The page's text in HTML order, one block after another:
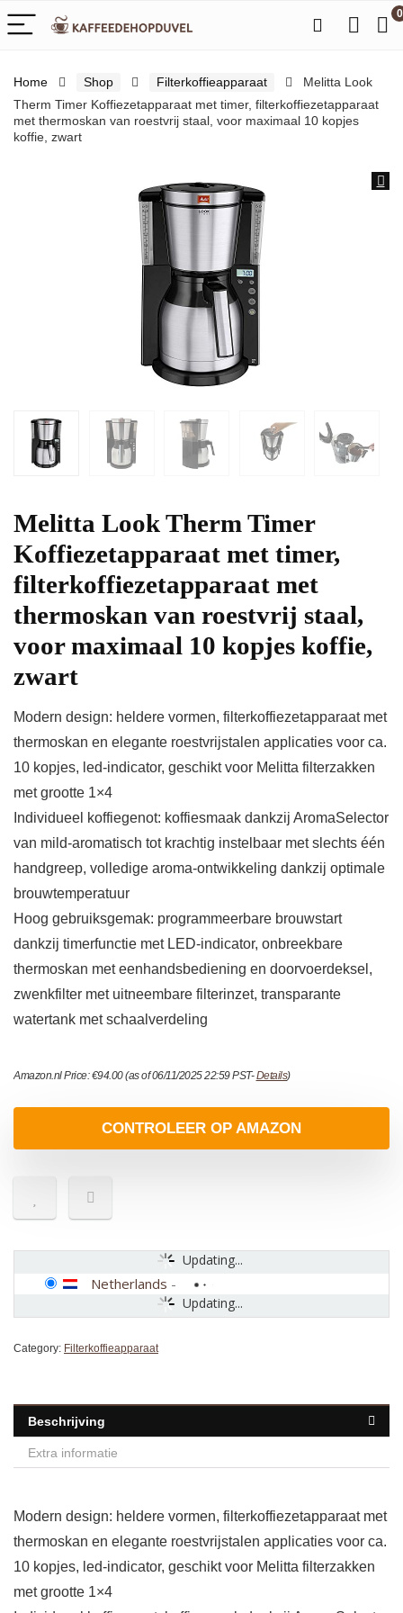
0
Home Shop Filterkoffieapparaat
Melitta Look
Therm Timer Koffiezetapparaat met timer, filterkoffiezetapparaat
met thermoskan van roestvrij staal, voor maximaal 10 kopjes
koffie, zwart
Melitta Look Therm Timer
Koffiezetapparaat met timer,
filterkoffiezetapparaat met
thermoskan van roestvrij staal,
voor maximaal 10 kopjes koffie,
zwart
Modern design: heldere vormen, filterkoffiezetapparaat met
thermoskan en elegante roestvrijstalen applicaties voor ca.
10 kopjes, led-indicator, geschikt voor Melitta filterzakken
met grootte 1×4
Individueel koffiegenot: koffiesmaak dankzij AromaSelector
van mild-aromatisch tot krachtig instelbaar met slechts één
handgreep, volledige aroma-ontwikkeling dankzij optimale
brouwtemperatuur
Hoog gebruiksgemak: programmeerbare brouwstart
dankzij timerfunctie met LED-indicator, onbreekbare
thermoskan met eenhandsbediening en doorvoerdeksel,
zwenkfilter met uitneembare filterinzet, transparante
watertank met schaalverdeling
Amazon.nl Price:€94.00(as of 06/11/2025 22:59 PST-Details)
CONTROLEER OP AMAZON
Updating...
Updating...
Netherlands -
Category: Filterkoffieapparaat
Beschrijving
Extra informatie
Modern design: heldere vormen, filterkoffiezetapparaat met
thermoskan en elegante roestvrijstalen applicaties voor ca.
10 kopjes, led-indicator, geschikt voor Melitta filterzakken
met grootte 1×4